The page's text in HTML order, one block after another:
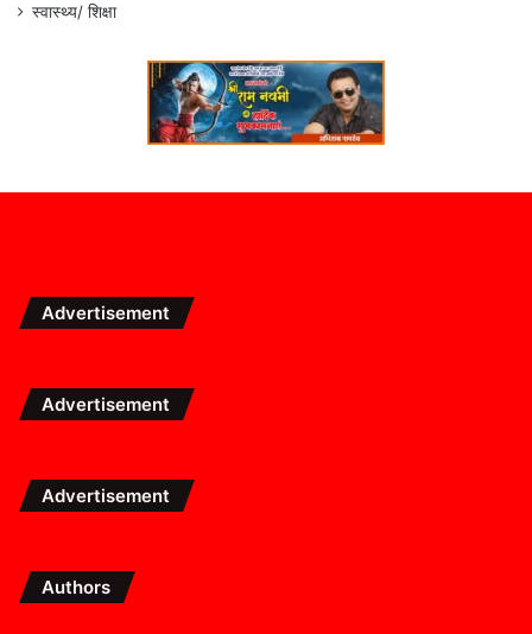
स्वास्थ्य/ शिक्षा
Advertisement
Advertisement
Advertisement
Authors